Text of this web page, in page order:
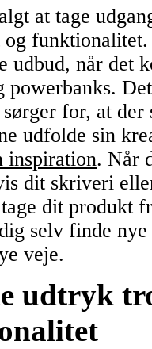
at tage
udbud, når det
powerbanks.
for, at
udfolde sin
inspiration. Når
dit skriveri
dit produkt
selv finde
veje.
udtryk